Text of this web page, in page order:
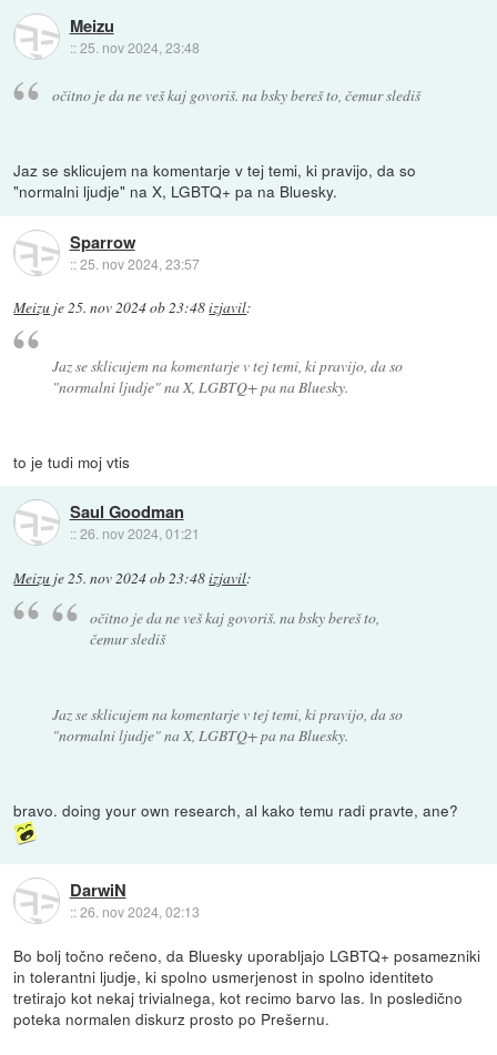
Meizu
::25. nov 2024, 23:48
očitno je da ne veš kaj govoriš. na bsky bereš to, čemur slediš
Jaz se sklicujem na komentarje v tej temi, ki pravijo, da so
"normalni ljudje" na X, LGBTQ+ pa na Bluesky.
Sparrow
::25. nov 2024, 23:57
Meizu je25. nov 2024 ob 23:48izjavil:
Jaz se sklicujem na komentarje v tej temi, ki pravijo, da so
"normalni ljudje" na X, LGBTQ+ pa na Bluesky.
to je tudi moj vtis
Saul Goodman
::26. nov 2024, 01:21
Meizu je25. nov 2024 ob 23:48izjavil:
očitno je da ne veš kaj govoriš. na bsky bereš to,
čemur slediš
Jaz se sklicujem na komentarje v tej temi, ki pravijo, da so
"normalni ljudje" na X, LGBTQ+ pa na Bluesky.
bravo. doing your own research, al kako temu radi pravte, ane?
DarwiN
::26. nov 2024, 02:13
Bo bolj točno rečeno, da Bluesky uporabljajo LGBTQ+ posamezniki
in tolerantni ljudje, ki spolno usmerjenost in spolno identiteto
tretirajo kot nekaj trivialnega, kot recimo barvo las. In posledično
poteka normalen diskurz prosto po Prešernu.